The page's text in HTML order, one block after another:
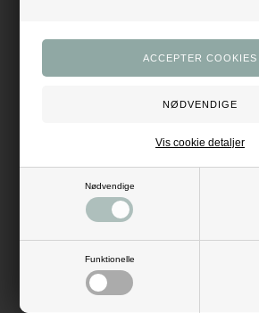
Nødvendige
Funktionelle
Vis cookie detaljer
Satinbånd lyserød 2,5cm x
19,95 DKK 14,95